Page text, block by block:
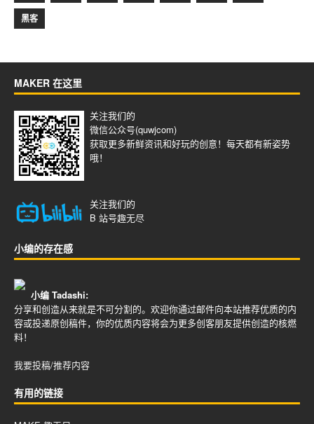
黑客
MAKER 在这里
关注我们的
微信公众号(quwjcom)
获取更多新鲜资讯和好玩的创意！每天都有新姿势
哦！
关注我们的
B 站号趣无尽
小编的存在感
小编 Tadashi:
分享和创造从来就是不可分割的。欢迎你通过邮件向本站推荐优质的内
容或投递原创稿件，你的优质内容将会为更多创客朋友提供创造的核燃
料！
我要投稿/推荐内容
有用的链接